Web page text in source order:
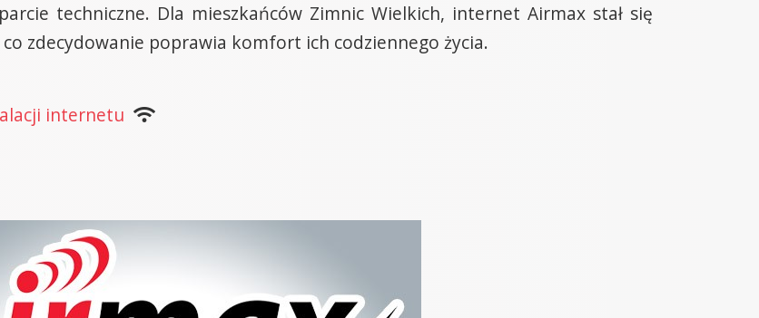
techniczne. Dla mieszkańców Zimnic Wielkich, internet Airmax stał się
zdecydowanie poprawia komfort ich codziennego życia.
internetu